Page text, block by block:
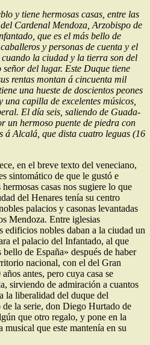
y tiene hermosas casas, entre las
Cardenal Mendoza, Arzobispo de
que es el más bello de
y personas de cuenta y el
la ciudad y la tierra son del
señor del lugar. Este Duque tiene
rentas montan á cincuenta mil
una hueste de doscientos peones
una capilla de excelentes músicos,
El día seis, saliendo de Guada­
un hermoso puente de piedra con
á Alca­lá, que dista cuatro leguas (16
en el breve texto del veneciano,
sintomático de que le gustó e
casas nos sugiere lo que
del Henares tenía su centro
palacios y casonas levantadas
Mendoza. Entre iglesias
edificios nobles daban a la ciudad un
el palacio del Infantado, al que
de España» después de haber
nacional, con el del Gran
antes, pero cuya casa se
sirviendo de admiración a cuantos
la liberalidad del duque del
la serie, don Diego Hurtado de
que otro regalo, y pone en la
que este mantenía en su